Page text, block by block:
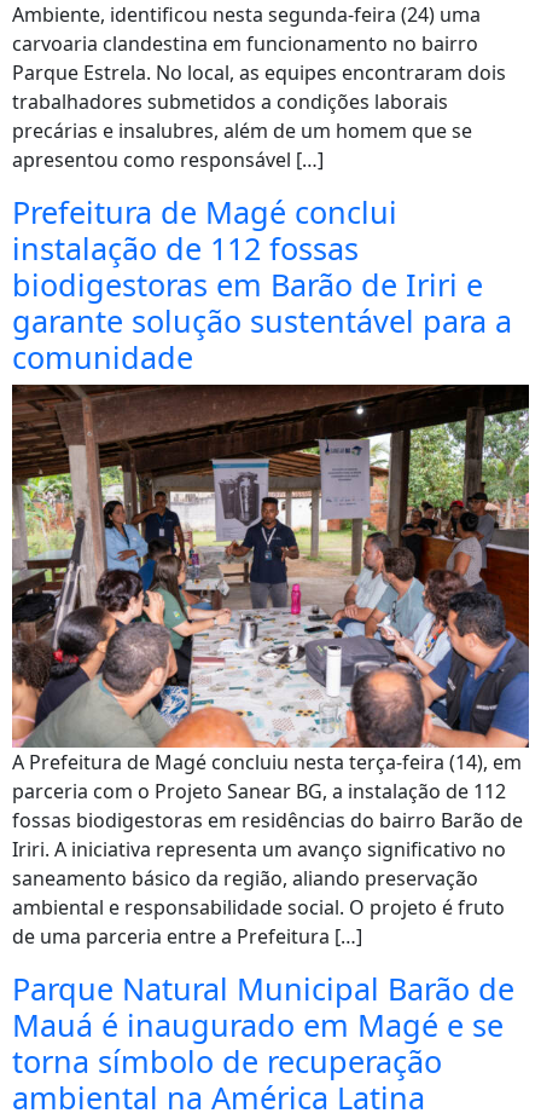
Ambiente, identificou nesta segunda-feira (24) uma
carvoaria clandestina em funcionamento no bairro
Parque Estrela. No local, as equipes encontraram dois
trabalhadores submetidos a condições laborais
precárias e insalubres, além de um homem que se
apresentou como responsável […]
Prefeitura de Magé conclui
instalação de 112 fossas
biodigestoras em Barão de Iriri e
garante solução sustentável para a
comunidade
A Prefeitura de Magé concluiu nesta terça-feira (14), em
parceria com o Projeto Sanear BG, a instalação de 112
fossas biodigestoras em residências do bairro Barão de
Iriri. A iniciativa representa um avanço significativo no
saneamento básico da região, aliando preservação
ambiental e responsabilidade social. O projeto é fruto
de uma parceria entre a Prefeitura […]
Parque Natural Municipal Barão de
Mauá é inaugurado em Magé e se
torna símbolo de recuperação
ambiental na América Latina